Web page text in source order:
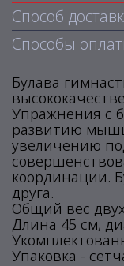
Способ
Способы
Булава
Упражнения с
развитию
увеличению
координации.
друга.
Общий вес
Длина 45 см,
Упаковка -